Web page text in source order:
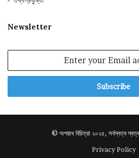
Newsletter
Email
© অপরাধ বিচিত্রা ২০২৫, সর্বস্বত্ব
Privacy Policy